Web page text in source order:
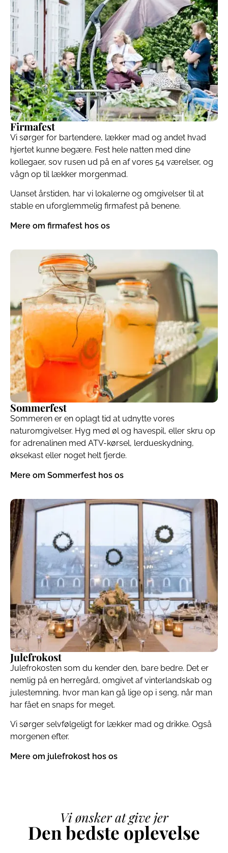
Firmafest
Vi sørger for bartendere, lækker mad og andet hvad
hjertet kunne begære. Fest hele natten med dine
kollegaer, sov rusen ud på en af vores 54 værelser, og
vågn op til lækker morgenmad.
Uanset årstiden, har vi lokalerne og omgivelser til at
stable en uforglemmelig firmafest på benene.
Mere om firmafest hos os
Sommerfest
Sommeren er en oplagt tid at udnytte vores
naturomgivelser. Hyg med øl og havespil, eller skru op
for adrenalinen med ATV-kørsel, lerdueskydning,
øksekast eller noget helt fjerde.
Mere om Sommerfest hos os
Julefrokost
Julefrokosten som du kender den, bare bedre. Det er
nemlig på en herregård, omgivet af vinterlandskab og
julestemning, hvor man kan gå lige op i seng, når man
har fået en snaps for meget.
Vi sørger selvfølgeligt for lækker mad og drikke. Også
morgenen efter.
Mere om julefrokost hos os
Vi ønsker at give jer
Den bedste oplevelse